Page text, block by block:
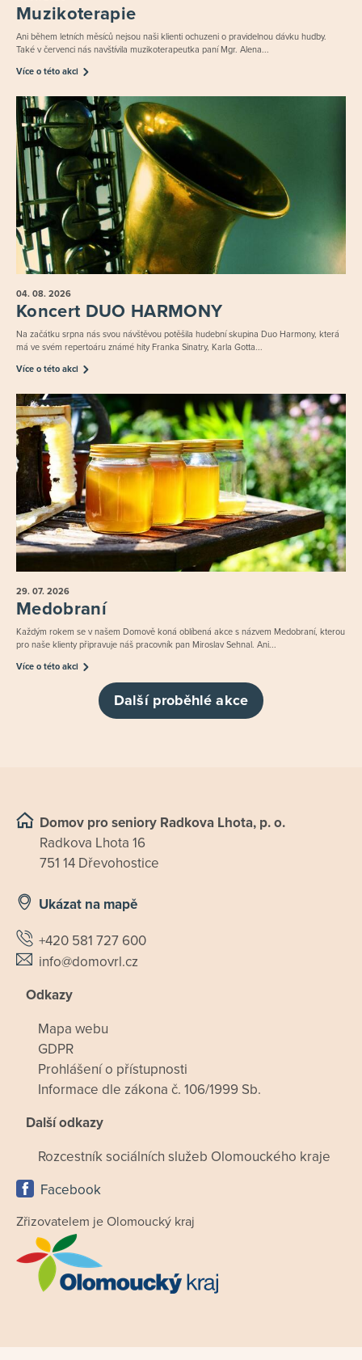
Muzikoterapie
Ani během letních měsíců nejsou naši klienti ochuzeni o pravidelnou dávku hudby.
Také v červenci nás navštívila muzikoterapeutka paní Mgr. Alena...
Více o této akci
04. 08. 2026
Koncert DUO HARMONY
Na začátku srpna nás svou návštěvou potěšila hudební skupina Duo Harmony, která
má ve svém repertoáru známé hity Franka Sinatry, Karla Gotta...
Více o této akci
29. 07. 2026
Medobraní
Každým rokem se v našem Domově koná oblíbená akce s názvem Medobraní, kterou
pro naše klienty připravuje náš pracovník pan Miroslav Sehnal. Ani...
Více o této akci
Další proběhlé akce
Domov pro seniory Radkova Lhota, p. o.
Radkova Lhota 16
751 14 Dřevohostice
Ukázat na mapě
+420 581 727 600
info@domovrl.cz
Odkazy
Mapa webu
GDPR
Prohlášení o přístupnosti
Informace dle zákona č. 106/1999 Sb.
Další odkazy
Rozcestník sociálních služeb Olomouckého kraje
Facebook
Zřizovatelem je Olomoucký kraj